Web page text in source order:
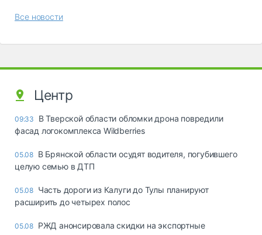
Все новости
Центр
09:33
В Тверской области обломки дрона повредили
фасад логокомплекса Wildberries
05.08 В Брянской области осудят водителя, погубившего
целую семью в ДТП
05.08 Часть дороги из Калуги до Тулы планируют
расширить до четырех полос
05.08 РЖД анонсировала скидки на экспортные